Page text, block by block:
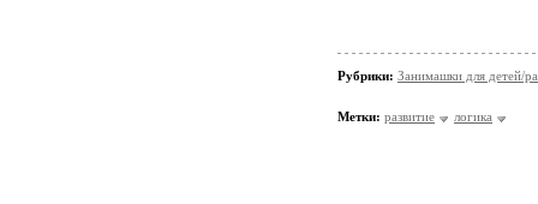
Рубрики: Занимашки для детей/
Метки: развитие логика